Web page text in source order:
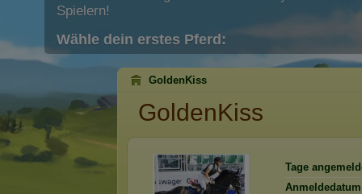
Spielern!
Wähle dein erstes Pferd:
GoldenKiss
GoldenKiss
Tage